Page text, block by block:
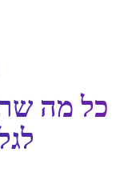
כל מה